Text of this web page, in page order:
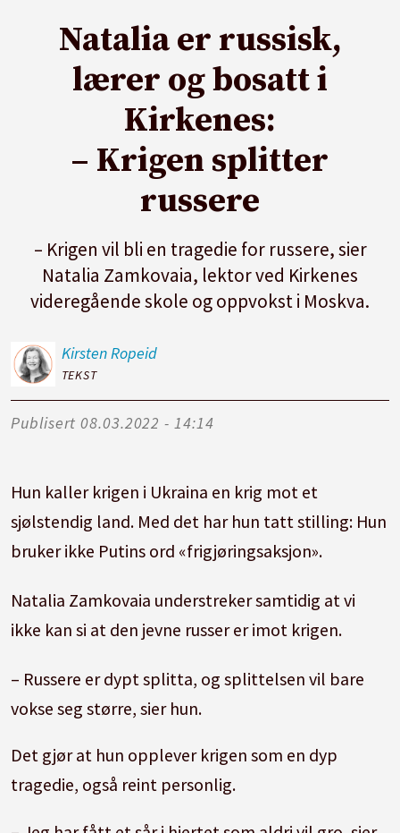
Natalia er russisk,
lærer og bosatt i
Kirkenes:
– Krigen splitter
russere
– Krigen vil bli en tragedie for russere, sier
Natalia Zamkovaia, lektor ved Kirkenes
videregående skole og oppvokst i Moskva.
KirstenRopeid
TEKST
Publisert 08.03.2022 - 14:14
Hun kaller krigen i Ukraina en krig mot et
sjølstendig land. Med det har hun tatt stilling: Hun
bruker ikke Putins ord «frigjøringsaksjon».
Natalia Zamkovaia understreker samtidig at vi
ikke kan si at den jevne russer er imot krigen.
– Russere er dypt splitta, og splittelsen vil bare
vokse seg større, sier hun.
Det gjør at hun opplever krigen som en dyp
tragedie, også reint personlig.